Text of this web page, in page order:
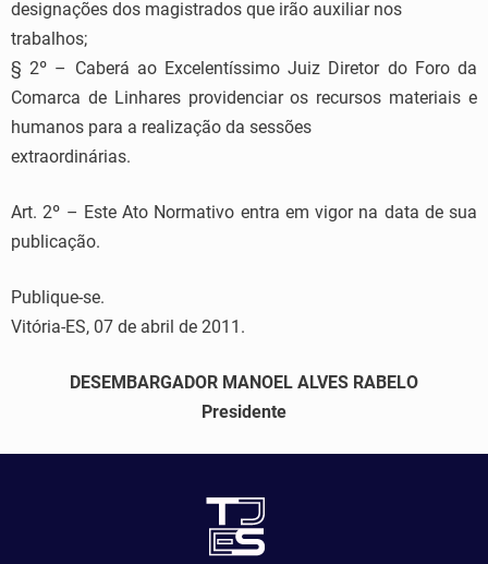
designações dos magistrados que irão auxiliar nos
trabalhos;
§ 2º – Caberá ao Excelentíssimo Juiz Diretor do Foro da
Comarca de Linhares providenciar os recursos materiais e
humanos para a realização da sessões
extraordinárias.
Art. 2º – Este Ato Normativo entra em vigor na data de sua
publicação.
Publique-se.
Vitória-ES, 07 de abril de 2011.
DESEMBARGADOR MANOEL ALVES RABELO
Presidente